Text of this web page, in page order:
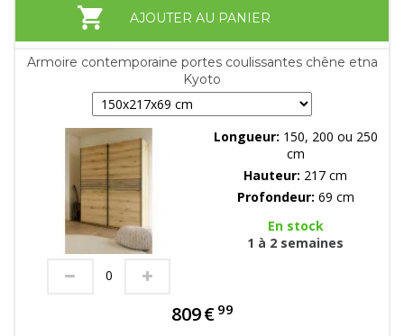
AJOUTER AU PANIER
Armoire contemporaine portes coulissantes chêne etna
Kyoto
Longueur: 150, 200 ou 250
cm
Hauteur: 217 cm
Profondeur: 69 cm
En stock
1 à 2 semaines
809€ 99